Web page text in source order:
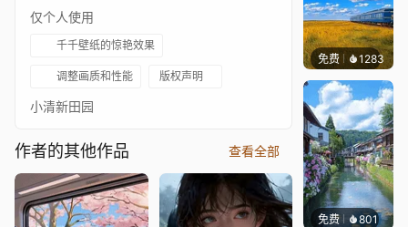
仅个人使用
千千壁纸的惊艳效果
调整画质和性能 版权声明
小清新田园
作者的其他作品 查看全部
免费 1283叮叮
免费 801叮叮